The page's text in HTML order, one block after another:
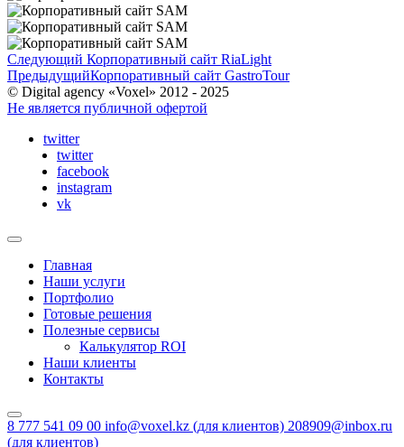
Следующий Корпоративный сайт RiaLight
ПредыдущийКорпоративный сайт GastroTour
© Digital agency «Voxel» 2012 - 2025
Не является публичной офертой
twitter
twitter
facebook
instagram
vk
Главная
Наши услуги
Портфолио
Готовые решения
Полезные сервисы
Калькулятор ROI
Наши клиенты
Контакты
8 777 541 09 00 info@voxel.kz (для клиентов) 208909@inbox.ru
(для клиентов)